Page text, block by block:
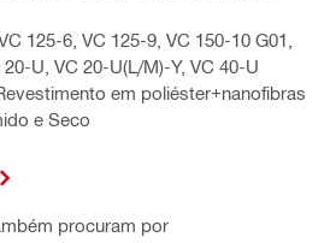
125-6, VC 125-9, VC 150-10 G01,
U, VC 20-U(L/M)-Y, VC 40-U
em poliéster+nanofibras
e Seco
procuram por